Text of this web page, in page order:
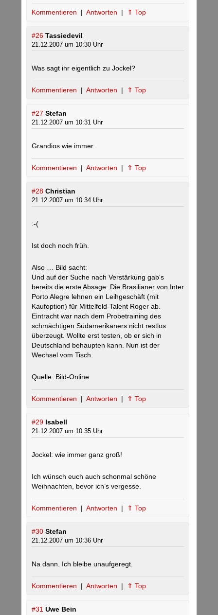
Kommentieren | Antworten | ⇑ Top
#26 Tassiedevil
21.12.2007 um 10:30 Uhr
Was sagt ihr eigentlich zu Jockel?
Kommentieren | Antworten | ⇑ Top
#27 Stefan
21.12.2007 um 10:31 Uhr
Grandios wie immer.
Kommentieren | Antworten | ⇑ Top
#28 Christian
21.12.2007 um 10:34 Uhr
:-(
Ist doch noch früh.
Also … Bild sacht:
Und auf der Suche nach Verstärkung gab‘s
bereits die erste Absage: Die Brasilianer von Inter
Porto Alegre lehnen ein Leihgeschäft (mit
Kaufoption) für Mittelfeld-Talent Roger ab.
Eintracht war nach dem Probetraining des
schmächtigen Südamerikaners nicht restlos
überzeugt. Wollte erst testen, ob er sich in
Deutschland behaupten kann. Nun ist der
Wechsel vom Tisch.
Quelle: Bild-Online
Kommentieren | Antworten | ⇑ Top
#29 Isabell
21.12.2007 um 10:35 Uhr
Jockel: wie immer ganz groß!
Ich wünsch euch auch schonmal schöne
Weihnachten, bevor ich’s vergesse.
Kommentieren | Antworten | ⇑ Top
#30 Stefan
21.12.2007 um 10:36 Uhr
Na dann. Ich bleibe unaufgeregt.
Kommentieren | Antworten | ⇑ Top
#31 Uwe Bein